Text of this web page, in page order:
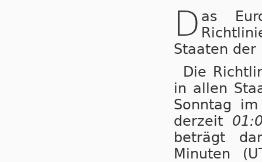
D as
Staaten der
Die
in allen
Sonntag
derzeit
beträgt
Minuten